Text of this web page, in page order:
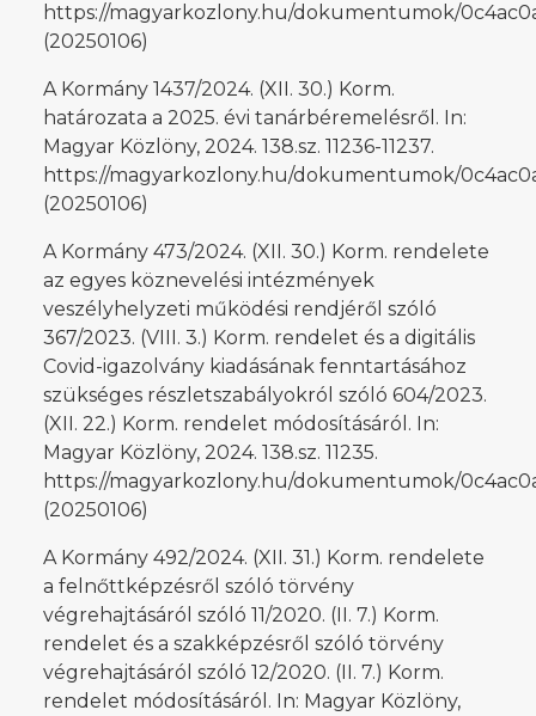
https://magyarkozlony.hu/dokumentumok/
(20250106)
A Kormány 1437/2024. (XII. 30.) Korm.
határozata a 2025. évi tanárbéremelésről. In:
Magyar Közlöny, 2024. 138.sz. 11236-11237.
https://magyarkozlony.hu/dokumentumok/
(20250106)
A Kormány 473/2024. (XII. 30.) Korm. rendelete
az egyes köznevelési intézmények
veszélyhelyzeti működési rendjéről szóló
367/2023. (VIII. 3.) Korm. rendelet és a digitális
Covid-igazolvány kiadásának fenntartásához
szükséges részletszabályokról szóló 604/2023.
(XII. 22.) Korm. rendelet módosításáról. In:
Magyar Közlöny, 2024. 138.sz. 11235.
https://magyarkozlony.hu/dokumentumok/
(20250106)
A Kormány 492/2024. (XII. 31.) Korm. rendelete
a felnőttképzésről szóló törvény
végrehajtásáról szóló 11/2020. (II. 7.) Korm.
rendelet és a szakképzésről szóló törvény
végrehajtásáról szóló 12/2020. (II. 7.) Korm.
rendelet módosításáról. In: Magyar Közlöny,